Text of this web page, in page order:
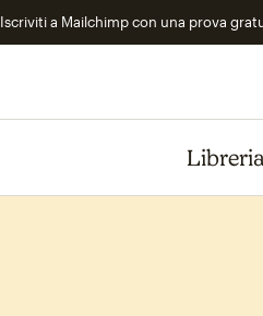
Iscriviti a Mailchimp con una prova